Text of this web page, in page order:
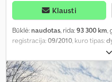
Klausti
Būklė: naudotas, rida:93 300 km,
registracija:09/2010, kuro tipas:
2 360 kg
konfigūracija:4x2, ratų bazė:3
stabdymas, spalva:sidabras ,